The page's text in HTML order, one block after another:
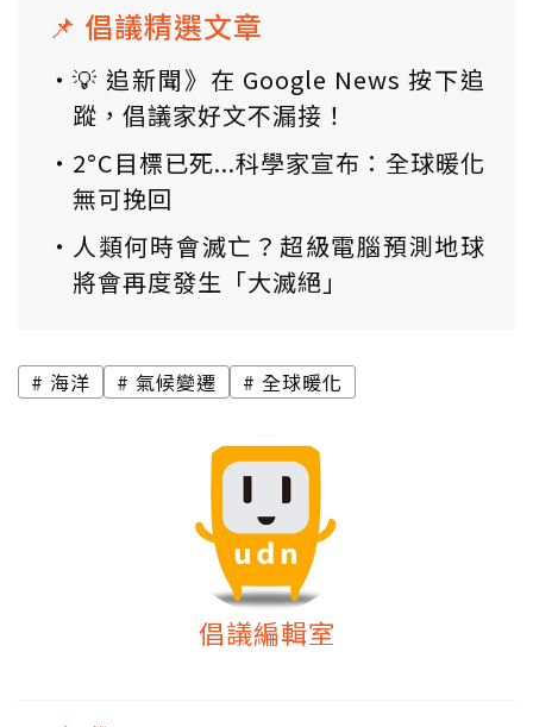
📌 倡議精選文章
💡 追新聞》在 Google News 按下追
蹤，倡議家好文不漏接！
2°C目標已死...科學家宣布：全球暖化
無可挽回
人類何時會滅亡？超級電腦預測地球
將會再度發生「大滅絕」
海洋 氣候變遷 全球暖化
倡議編輯室